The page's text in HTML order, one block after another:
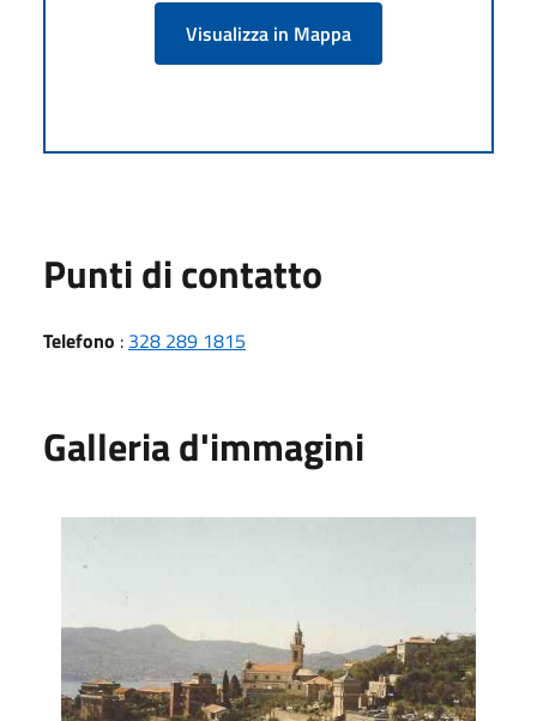
Visualizza in Mappa
Punti di contatto
Telefono : 328 289 1815
Galleria d'immagini